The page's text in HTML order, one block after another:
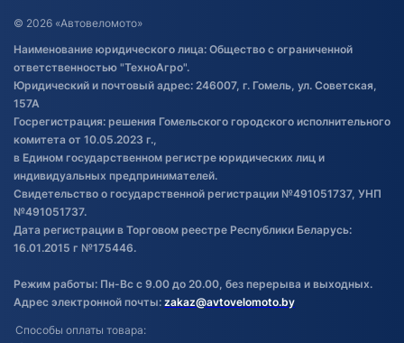
Договор публичной оферты
Обработка файлов cookie
Постановка транспорта на учет
Обновления в ЭПТС 2024
© 2026 «Автовеломото»
Наименование юридического лица: Общество с ограниченной
ответственностью "ТехноАгро".
Юридический и почтовый адрес: 246007, г. Гомель, ул. Советская,
157А
Госрегистрация: решения Гомельского городского исполнительного
комитета от 10.05.2023 г.,
в Едином государственном регистре юридических лиц и
индивидуальных предпринимателей.
Свидетельство о государственной регистрации №491051737, УНП
№491051737.
Дата регистрации в Торговом реестре Республики Беларусь:
16.01.2015 г №175446.
Режим работы: Пн-Вс с 9.00 до 20.00, без перерыва и выходных.
Адрес электронной почты: zakaz@avtovelomoto.by
Способы оплаты товара: